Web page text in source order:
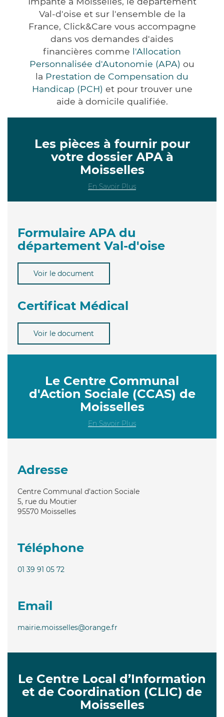
Val-d'oise et sur l'ensemble de la
France, Click&Care vous accompagne
dans vos demandes d'aides
financières comme l'Allocation
Personnalisée d'Autonomie (APA) ou
la Prestation de Compensation du
Handicap (PCH) et pour trouver une
aide à domicile qualifiée.
Les pièces à fournir pour
votre dossier APA à
Moisselles
En Savoir Plus
Formulaire APA du
département Val-d'oise
Voir le document
Certificat Médical
Voir le document
Le Centre Communal
d'Action Sociale (CCAS) de
Moisselles
En Savoir Plus
Adresse
Centre Communal d'action Sociale
5, rue du Moutier
95570 Moisselles
Téléphone
01 39 91 05 72
Email
mairie.moisselles@orange.fr
Le Centre Local d’Information
et de Coordination (CLIC) de
Moisselles